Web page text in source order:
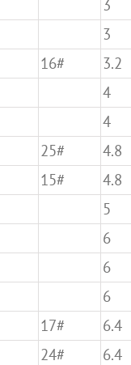
3
3
16#
3.2
4
4
25#
4.8
15#
4.8
5
6
6
6
17#
6.4
24#
6.4